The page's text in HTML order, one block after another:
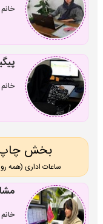
بخش چاپ
ساعات اداری (همه روزه 8 صبح تا 6 عصر، پنج شنبه ها
خانم